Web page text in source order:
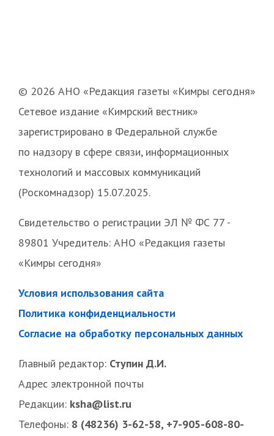
© 2026 АНО «Редакция газеты «Кимры сегодня»
Сетевое издание «Кимрский вестник»
зарегистрировано в Федеральной службе
по надзору в сфере связи, информационных
технологий и массовых коммуникаций
(Роскомнадзор) 15.07.2025.
Свидетельство о регистрации ЭЛ № ФС 77 -
89801 Учредитель: АНО «Редакция газеты
«Кимры сегодня»
Условия использования сайта
Политика конфиденциальности
Согласие на обработку персональных данных
Главный редактор: Ступин Д.И.
Адрес электронной почты
Редакции: ksha@list.ru
Телефоны: 8 (48236) 3-62-58, +7-905-608-80-